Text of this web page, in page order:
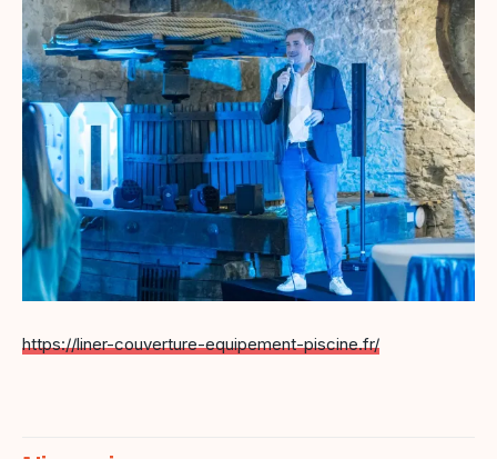
https://liner-couverture-equipement-piscine.fr/